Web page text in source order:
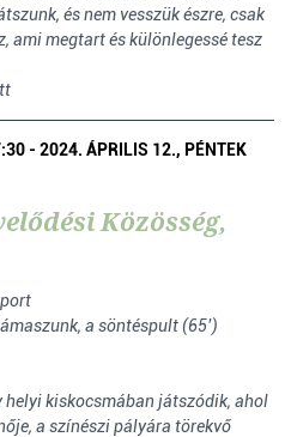
és nem vesszük észre, csak
ami megtart és különlegessé tesz
- 2024. ÁPRILIS 12., PÉNTEK
Közösség,
a söntéspult (65’)
helyi kiskocsmában játszódik, ahol
a színészi pályára törekvő